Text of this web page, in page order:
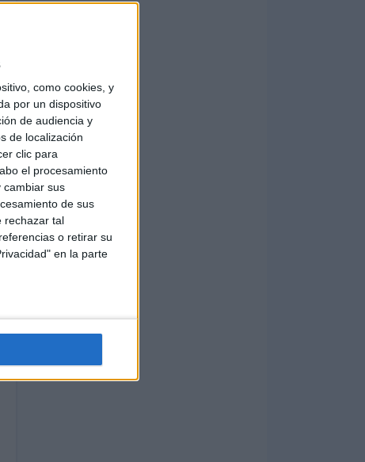
como cookies, y
por un dispositivo
de audiencia y
de localización
clic para
el procesamiento
cambiar sus
de sus
rechazar tal
o retirar su
en la parte